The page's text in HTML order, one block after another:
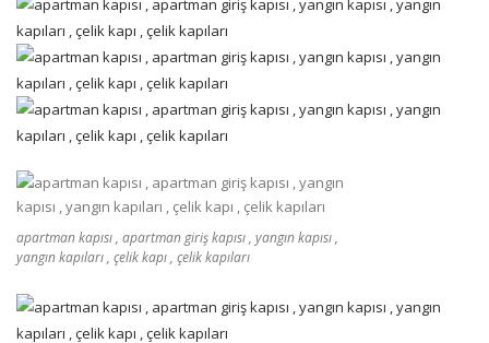
apartman kapısı , apartman giriş kapısı , yangın kapısı ,
yangın kapıları , çelik kapı , çelik kapıları